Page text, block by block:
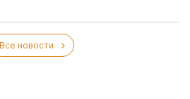
Все новости